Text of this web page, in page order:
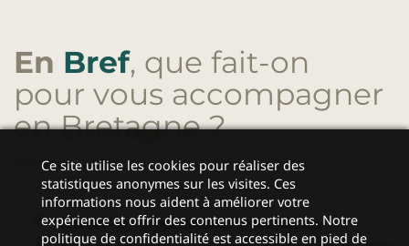
En Bref, que fait-on
pour vous accompagner
en Bretagne?
Conseil enretournement d'entreprise
Ce site utilise les cookies pour réaliser des
statistiques anonymes sur les visites. Ces
informations nous aident à améliorer votre
expérience et offrir des contenus pertinents. Notre
politique de confidentialité est accessible en pied de